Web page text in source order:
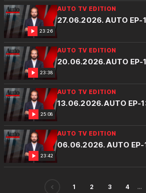
AUTO TV EDITION
27.06.2026. AUTO EP-
23:26
AUTO TV EDITION
20.06.2026.AUTO EP-
23:38
AUTO TV EDITION
13.06.2026.AUTO EP-
25:08
AUTO TV EDITION
06.06.2026. AUTO EP-
23:42
1 2 3 4 …